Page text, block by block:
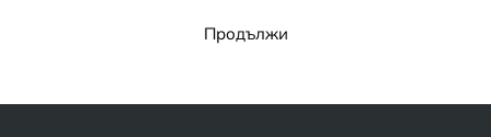
Продължи